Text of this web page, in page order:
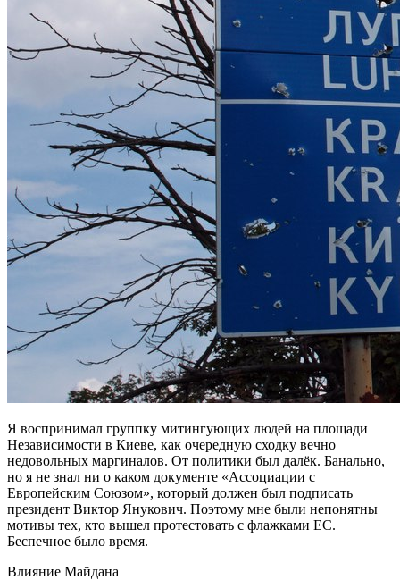
Я воспринимал группку митингующих людей на площади
Независимости в Киеве, как очередную сходку вечно
недовольных маргиналов. От политики был далёк. Банально,
но я не знал ни о каком документе «Ассоциации с
Европейским Союзом», который должен был подписать
президент Виктор Янукович. Поэтому мне были непонятны
мотивы тех, кто вышел протестовать с флажками ЕС.
Беспечное было время.
Влияние Майдана